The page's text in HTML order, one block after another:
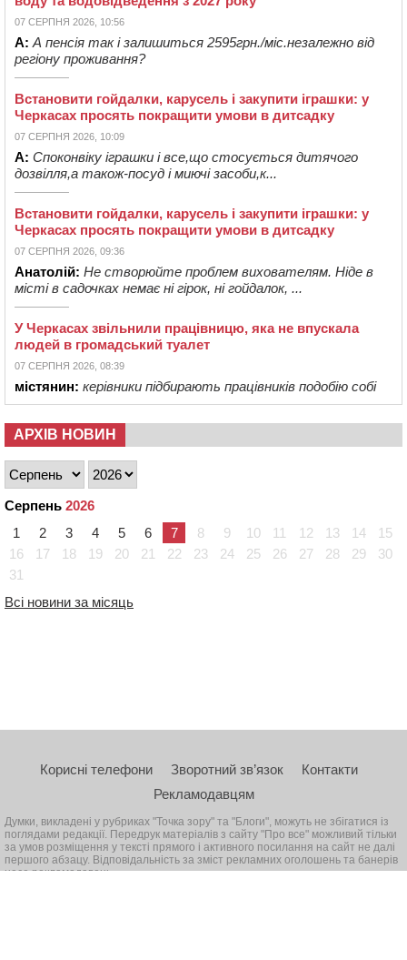
07 СЕРПНЯ 2026, 10:56
А: А пенсія так і залишиться 2595грн./міс.незалежно від
регіону проживання?
Встановити гойдалки, карусель і закупити іграшки: у
Черкасах просять покращити умови в дитсадку
07 СЕРПНЯ 2026, 10:09
А: Споконвіку іграшки і все,що стосується дитячого
дозвілля,а також-посуд і миючі засоби,к...
Встановити гойдалки, карусель і закупити іграшки: у
Черкасах просять покращити умови в дитсадку
07 СЕРПНЯ 2026, 09:36
Анатолій: Не створюйте проблем вихователям. Ніде в
місті в садочках немає ні гірок, ні гойдалок, ...
У Черкасах звільнили працівницю, яка не впускала
людей в громадський туалет
07 СЕРПНЯ 2026, 08:39
містянин: керівники підбирають працівників подобію собі
АРХІВ НОВИН
Серпень 2026
1
2 3 4 5 6 7 8 9 10 11 12 13 14
15
16
17 18 19 20 21 22 23 24 25 26 27 28 29
30
31
Всі новини за місяць
Корисні телефони Зворотний зв’язок
Контакти
Рекламодавцям
Думки, викладені у рубриках "Точка зору" та "Блоги", можуть не збігатися із
поглядами редакції. Передрук матеріалів з сайту "Про все" можливий тільки
за умов розміщення у тексті прямого і активного посилання на сайт не далі
першого абзацу. Відповідальність за зміст рекламних оголошень та банерів
несе рекламодавець